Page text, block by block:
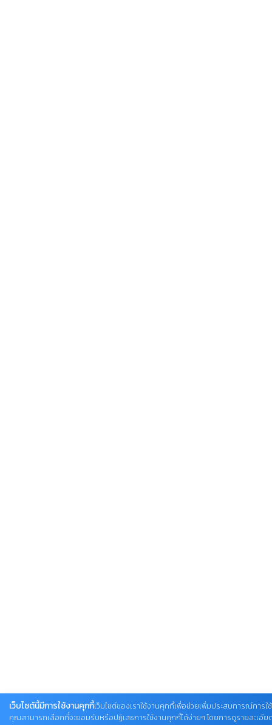
เว็บไซต์นี้มีการใช้งานคุกกี้เว็บไซต์ของเราใช้งานคุกกี้เพื่อช่วยเพิ่มประสบการณ์การใ
คุณสามารถเลือกที่จะยอมรับหรือปฏิเสธการใช้งานคุกกี้ได้ง่ายๆ โดยการดูรายละเอีย